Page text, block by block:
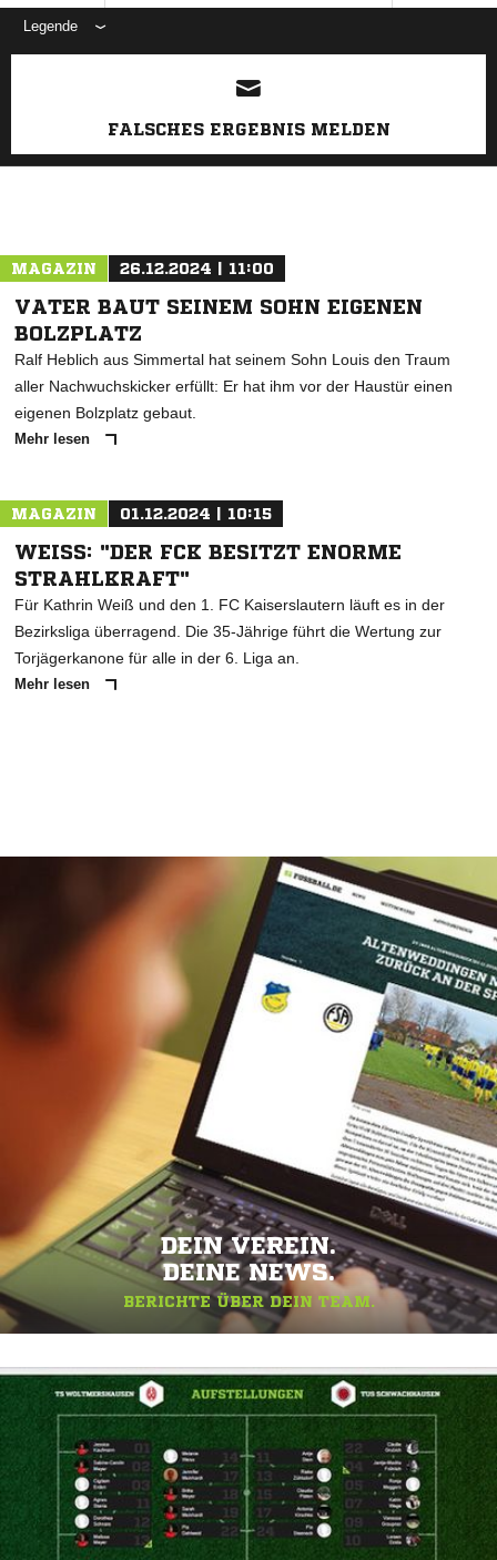
Legende
ANZEIGE
FALSCHES ERGEBNIS MELDEN
MAGAZIN 26.12.2024 | 11:00
VATER BAUT SEINEM SOHN EIGENEN
BOLZPLATZ
Ralf Heblich aus Simmertal hat seinem Sohn Louis den Traum
aller Nachwuchskicker erfüllt: Er hat ihm vor der Haustür einen
eigenen Bolzplatz gebaut.
Mehr lesen
MAGAZIN 01.12.2024 | 10:15
WEISS: "DER FCK BESITZT ENORME S
TRAHLKRAFT"
Für Kathrin Weiß und den 1. FC Kaiserslautern läuft es in der
Bezirksliga überragend. Die 35-Jährige führt die Wertung zur
Torjägerkanone für alle in der 6. Liga an.
Mehr lesen
DEIN VEREIN.
DEINE NEWS.
BERICHTE ÜBER DEIN TEAM.